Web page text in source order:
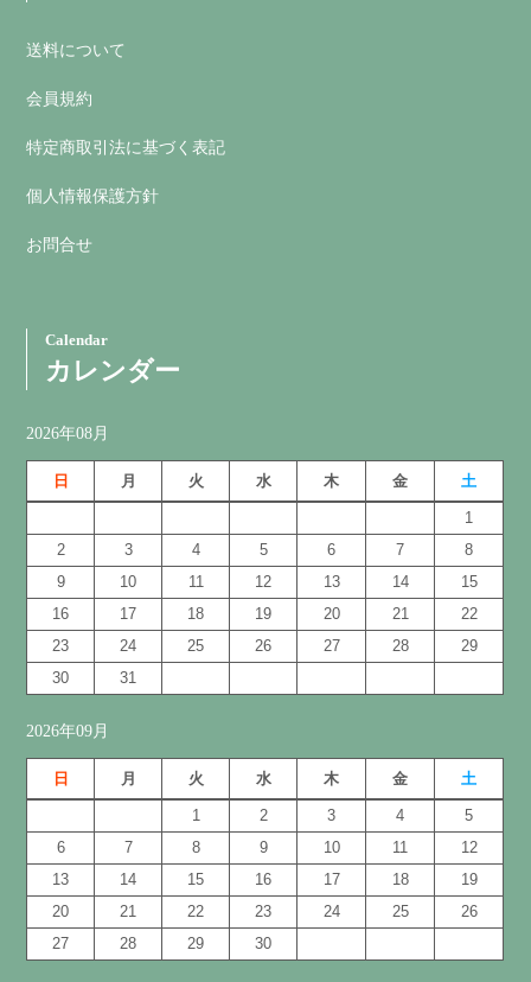
送料について
会員規約
特定商取引法に基づく表記
個人情報保護方針
お問合せ
Calendar
カレンダー
2026年08月
日 月 火 水 木 金 土
1
2
3 4 5 6 7
8
9
10 11 12 13 14
15
16
17 18 19 20 21
22
23
24 25 26 27 28
29
30
31
2026年09月
日 月 火 水 木 金 土
1 2 3 4
5
6
7 8 9 10 11
12
13
14 15 16 17 18
19
20
21 22 23 24 25
26
27
28 29 30